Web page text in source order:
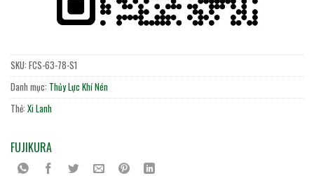
SKU: FCS-63-78-S1
Danh mục: Thủy Lực Khí Nén
Thẻ: Xi Lanh
FUJIKURA